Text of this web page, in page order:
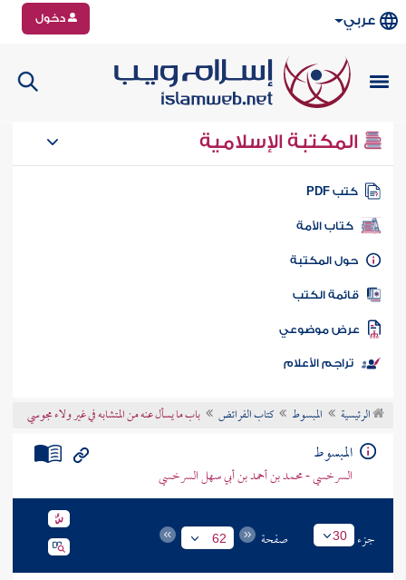
عربي دخول
المكتبة الإسلامية
كتب PDF
كتاب الأمة
المكتبة
الكتب
موضوعي
تراجم الأعلام
الرئيسية المبسوط كتاب الفرائض باب ما يسأل عنه من المتشابه في غير ولاء مجوسي
المبسوط
السرخسي - محمد بن أحمد بن أبي سهل السرخسي
جزء 30 صفحة 62